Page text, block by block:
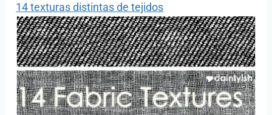
14 texturas distintas de tejidos